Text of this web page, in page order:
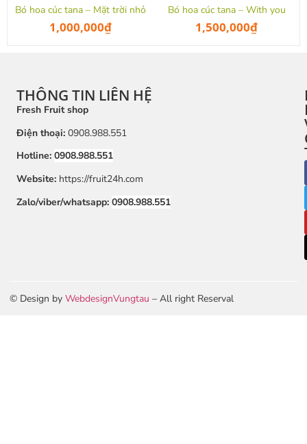
Bó hoa cúc tana – Mặt trời nhỏ
1,000,000₫
Bó hoa cúc tana – With you
1,500,000₫
THÔNG TIN LIÊN HỆ
Fresh Fruit shop
Điện thoại: 0908.988.551
Hotline: 0908.988.551
Website: https://fruit24h.com
Zalo/viber/whatsapp: 0908.988.551
© Design by WebdesignVungtau – All right Reserval